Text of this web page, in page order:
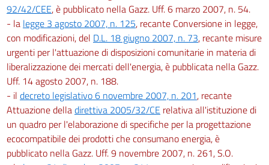
92/42/CEE, è pubblicato nella Gazz. Uff. 6 marzo 2007, n. 54.
- la legge 3 agosto 2007, n. 125, recante Conversione in legge,
con modificazioni, del D.L. 18 giugno 2007, n. 73, recante misure
urgenti per l'attuazione di disposizioni comunitarie in materia di
liberalizzazione dei mercati dell'energia, è pubblicata nella Gazz.
Uff. 14 agosto 2007, n. 188.
- il decreto legislativo 6 novembre 2007, n. 201, recante
Attuazione delladirettiva 2005/32/CE relativa all'istituzione di
un quadro per l'elaborazione di specifiche per la progettazione
ecocompatibile dei prodotti che consumano energia, è
pubblicato nella Gazz. Uff. 9 novembre 2007, n. 261, S.O.